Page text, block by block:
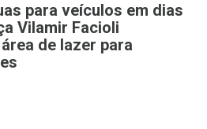
para veículos em dias
Vilamir Facioli
de lazer para